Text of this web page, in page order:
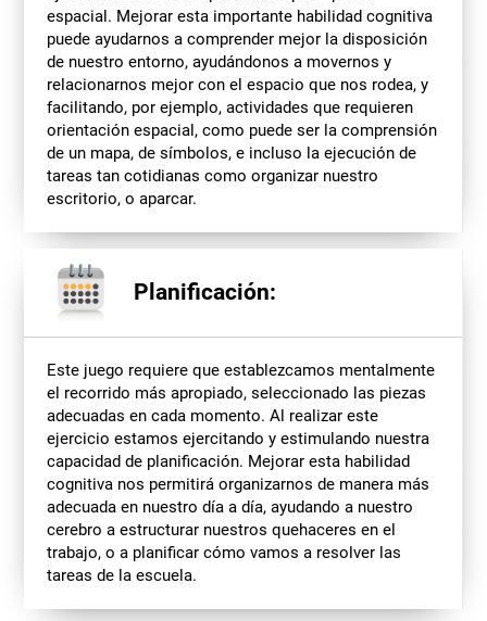
espacial. Mejorar esta importante habilidad cognitiva
puede ayudarnos a comprender mejor la disposición
de nuestro entorno, ayudándonos a movernos y
relacionarnos mejor con el espacio que nos rodea, y
facilitando, por ejemplo, actividades que requieren
orientación espacial, como puede ser la comprensión
de un mapa, de símbolos, e incluso la ejecución de
tareas tan cotidianas como organizar nuestro
escritorio, o aparcar.
Planificación:
Este juego requiere que establezcamos mentalmente
el recorrido más apropiado, seleccionado las piezas
adecuadas en cada momento. Al realizar este
ejercicio estamos ejercitando y estimulando nuestra
capacidad de planificación. Mejorar esta habilidad
cognitiva nos permitirá organizarnos de manera más
adecuada en nuestro día a día, ayudando a nuestro
cerebro a estructurar nuestros quehaceres en el
trabajo, o a planificar cómo vamos a resolver las
tareas de la escuela.